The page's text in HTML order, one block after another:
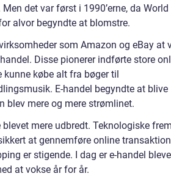
det var først i 1990’erne, da World
alvor begyndte at blomstre.
som Amazon og eBay at
Disse pionerer indførte store
kunne købe alt fra bøger til
E-handel begyndte at blive
blev mere og mere strømlinet.
mere udbredt. Teknologiske
at gennemføre online
er stigende. I dag er e-handel
at vokse år for år.